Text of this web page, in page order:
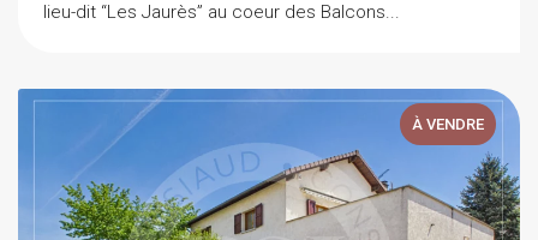
lieu-dit “Les Jaurès” au coeur des Balcons...
À VENDRE